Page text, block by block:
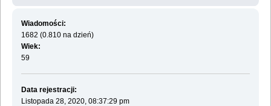
Wiadomości:
1682 (0.810 na dzień)
Wiek:
59
Data rejestracji:
Listopada 28, 2020, 08:37:29 pm